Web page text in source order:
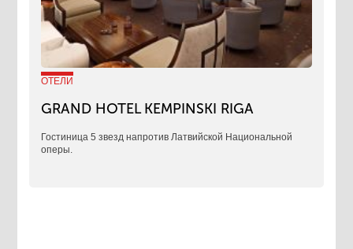
ОТЕЛИ
GRAND HOTEL KEMPINSKI RIGA
Гостиница 5 звезд напротив Латвийской Национальной
оперы.